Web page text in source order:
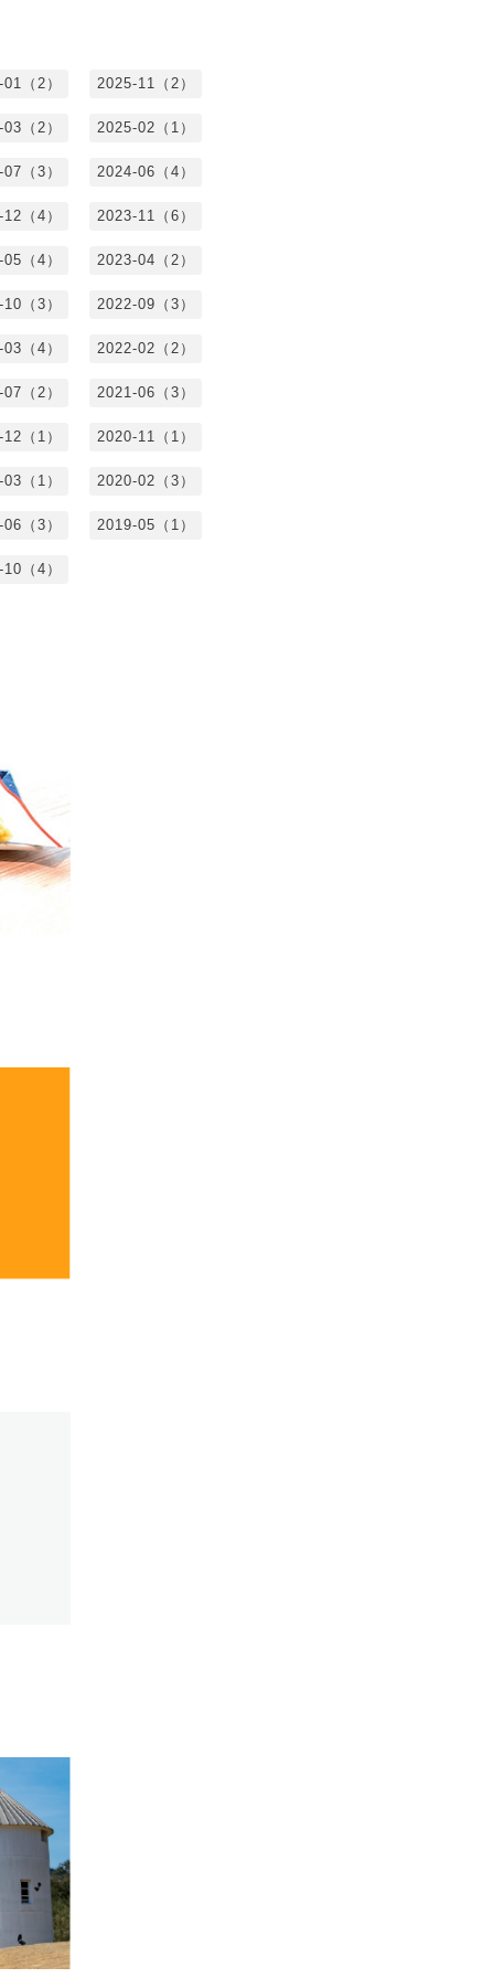
（2） 2025-11（2）
（2） 2025-02（1）
（3） 2024-06（4）
（4） 2023-11（6）
（4） 2023-04（2）
（3） 2022-09（3）
（4） 2022-02（2）
（2） 2021-06（3）
（1） 2020-11（1）
（1） 2020-02（3）
（3） 2019-05（1）
（4）